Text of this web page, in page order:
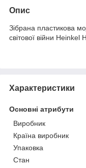
Опис
Зібрана пластикова
світової війни
Характеристики
Основні атрибути
Виробник
Країна виробник
Упаковка
Стан